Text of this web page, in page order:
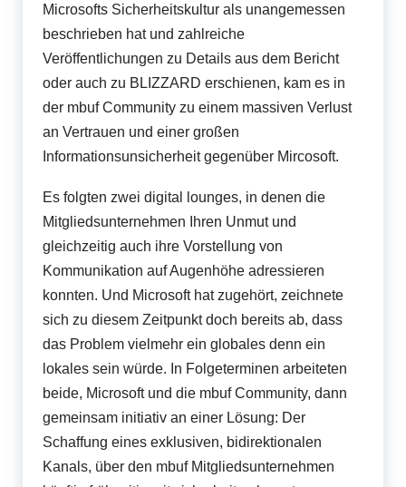
Microsofts Sicherheitskultur als unangemessen
beschrieben hat und zahlreiche
Veröffentlichungen zu Details aus dem Bericht
oder auch zu BLIZZARD erschienen, kam es in
der mbuf Community zu einem massiven Verlust
an Vertrauen und einer großen
Informationsunsicherheit gegenüber Mircosoft.
Es folgten zwei digital lounges, in denen die
Mitgliedsunternehmen Ihren Unmut und
gleichzeitig auch ihre Vorstellung von
Kommunikation auf Augenhöhe adressieren
konnten. Und Microsoft hat zugehört, zeichnete
sich zu diesem Zeitpunkt doch bereits ab, dass
das Problem vielmehr ein globales denn ein
lokales sein würde. In Folgeterminen arbeiteten
beide, Microsoft und die mbuf Community, dann
gemeinsam initiativ an einer Lösung: Der
Schaffung eines exklusiven, bidirektionalen
Kanals, über den mbuf Mitgliedsunternehmen